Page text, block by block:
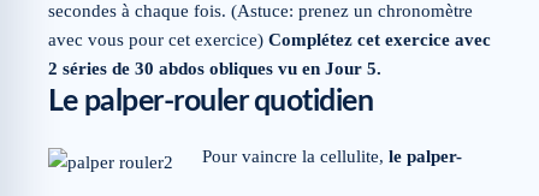
secondes à chaque fois. (Astuce: prenez un chronomètre
avec vous pour cet exercice) Complétez cet exercice avec
2 séries de 30 abdos obliques vu en Jour 5.
Le palper-rouler quotidien
Pour vaincre la cellulite, le palper-